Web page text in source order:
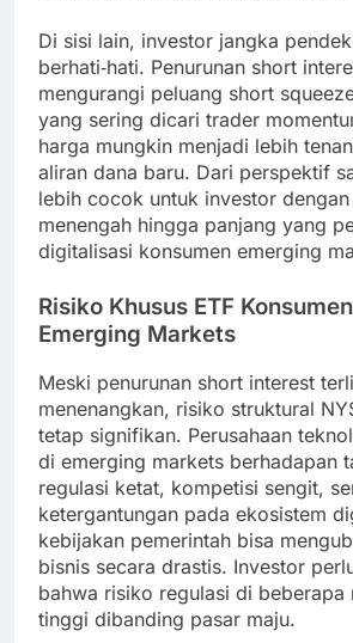
Di sisi lain, investor jangka
berhati‑hati. Penurunan short
mengurangi peluang short
yang sering dicari trader
harga mungkin menjadi lebih
aliran dana baru. Dari perspektif
lebih cocok untuk investor
menengah hingga panjang yang
digitalisasi konsumen emerging
Risiko Khusus ETF
Emerging Markets
Meski penurunan short interest
menenangkan, risiko struktural
tetap signifikan. Perusahaan
di emerging markets berhadapan
regulasi ketat, kompetisi sengit,
ketergantungan pada ekosistem
kebijakan pemerintah bisa
bisnis secara drastis. Investor
bahwa risiko regulasi di beberapa
tinggi dibanding pasar maju.